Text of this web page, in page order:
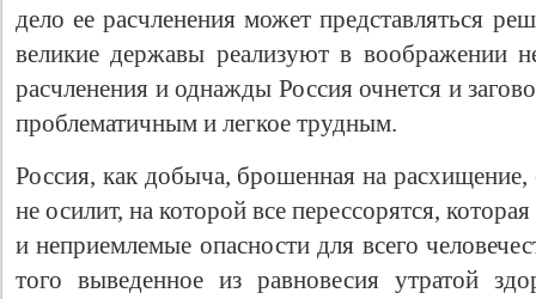
дело ее расчленения может представляться
великие державы реализуют в воображении
расчленения и однажды Россия очнется и
проблематичным и легкое трудным.
Россия, как добыча, брошенная на
не осилит, на которой все перессорятся,
и неприемлемые опасности для всего
того выведенное из равновесия утратой